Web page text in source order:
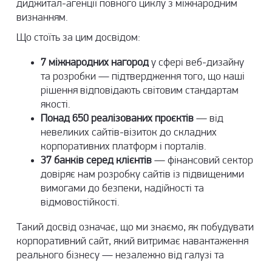
диджитал-агенції повного циклу з міжнародним
визнанням.
Що стоїть за цим досвідом:
7 міжнародних нагороду сфері веб-дизайну
та розробки — підтвердження того, що наші
рішення відповідають світовим стандартам
якості.
Понад 650 реалізованих проєктів— від
невеликих сайтів-візиток до складних
корпоративних платформ і порталів.
37 банків серед клієнтів— фінансовий сектор
довіряє нам розробку сайтів із підвищеними
вимогами до безпеки, надійності та
відмовостійкості.
Такий досвід означає, що ми знаємо, як побудувати
корпоративний сайт, який витримає навантаження
реального бізнесу — незалежно від галузі та